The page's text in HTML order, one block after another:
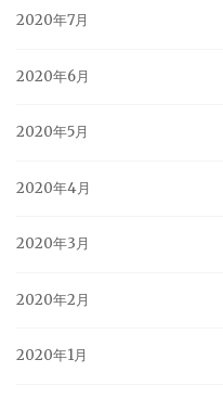
2020年7月
2020年6月
2020年5月
2020年4月
2020年3月
2020年2月
2020年1月